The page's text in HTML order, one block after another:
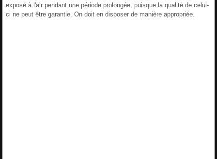
exposé à l'air pendant une période prolongée, puisque la qualité de celui-
ci ne peut être garantie. On doit en disposer de manière appropriée.